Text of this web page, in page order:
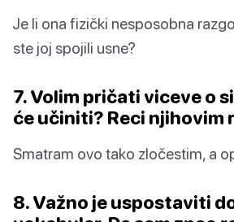
Je li ona fizički nesposobna
ste joj spojili usne?
7. Volim pričati viceve o
će učiniti? Reci njihovim
Smatram ovo tako zločestim, a
8. Važno je uspostaviti